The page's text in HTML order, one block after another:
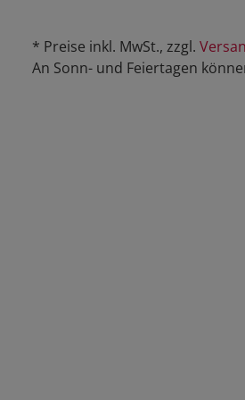
* Preise inkl. MwSt., zzgl.
An Sonn- und Feiertagen